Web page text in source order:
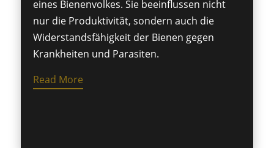
eines Bienenvolkes. Sie beeinflussen nicht
nur die Produktivität, sondern auch die
Widerstandsfähigkeit der Bienen gegen
Krankheiten und Parasiten.
Read More